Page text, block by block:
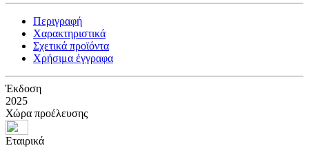
Περιγραφή
Χαρακτηριστικά
Σχετικά προϊόντα
Χρήσιμα έγγραφα
Έκδοση
2025
Χώρα προέλευσης
Εταιρικά